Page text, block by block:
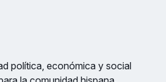
política, económica y social